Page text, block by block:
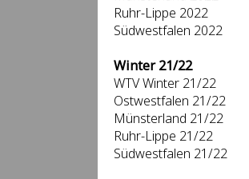
Ruhr-Lippe 2022
Südwestfalen 2022
Winter 21/22
WTV Winter 21/22
Ostwestfalen 21/22
Münsterland 21/22
Ruhr-Lippe 21/22
Südwestfalen 21/22